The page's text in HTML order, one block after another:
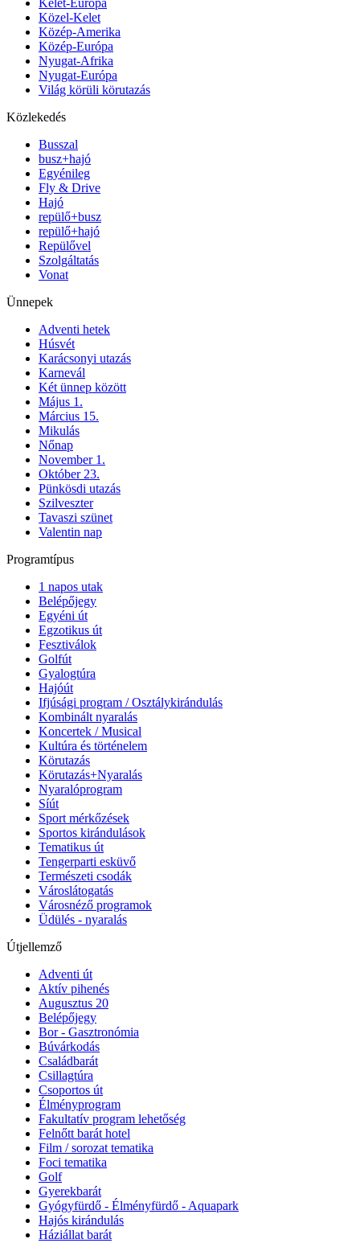
Kelet-Európa
Közel-Kelet
Közép-Amerika
Közép-Európa
Nyugat-Afrika
Nyugat-Európa
Világ körüli körutazás
Közlekedés
Busszal
busz+hajó
Egyénileg
Fly & Drive
Hajó
repülő+busz
repülő+hajó
Repülővel
Szolgáltatás
Vonat
Ünnepek
Adventi hetek
Húsvét
Karácsonyi utazás
Karnevál
Két ünnep között
Május 1.
Március 15.
Mikulás
Nőnap
November 1.
Október 23.
Pünkösdi utazás
Szilveszter
Tavaszi szünet
Valentin nap
Programtípus
1 napos utak
Belépőjegy
Egyéni út
Egzotikus út
Fesztiválok
Golfút
Gyalogtúra
Hajóút
Ifjúsági program / Osztálykirándulás
Kombinált nyaralás
Koncertek / Musical
Kultúra és történelem
Körutazás
Körutazás+Nyaralás
Nyaralóprogram
Síút
Sport mérkőzések
Sportos kirándulások
Tematikus út
Tengerparti esküvő
Természeti csodák
Városlátogatás
Városnéző programok
Üdülés - nyaralás
Útjellemző
Adventi út
Aktív pihenés
Augusztus 20
Belépőjegy
Bor - Gasztronómia
Búvárkodás
Családbarát
Csillagtúra
Csoportos út
Élményprogram
Fakultatív program lehetőség
Felnőtt barát hotel
Film / sorozat tematika
Foci tematika
Golf
Gyerekbarát
Gyógyfürdő - Élményfürdő - Aquapark
Hajós kirándulás
Háziállat barát